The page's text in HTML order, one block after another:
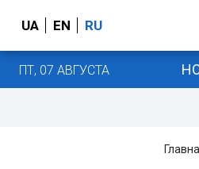
UA EN RU
ПТ, 07 АВГУСТА